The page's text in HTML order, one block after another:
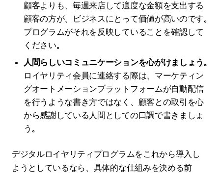
顧客よりも、毎週来店して適度な金額を支出する
顧客の方が、ビジネスにとって価値が高いのです。
プログラムがそれを反映していることを確認して
ください。
人間らしいコミュニケーションを心がけましょう。
ロイヤリティ会員に連絡する際は、マーケティン
グオートメーションプラットフォームが自動配信
を行うような書き方ではなく、顧客との取引を心
から感謝している人間としての口調で書きましょ
う。
デジタルロイヤリティプログラムをこれから導入し
ようとしているなら、具体的な仕組みを決める前